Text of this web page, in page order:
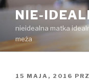
Przejdź
treści
NIE-
nieidealna matka
meża
OPUBLIKOWANE
15 MAJA, 2016